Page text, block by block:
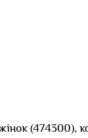
(474300),